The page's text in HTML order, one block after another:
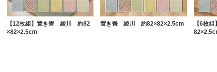
【12枚組】置き畳 綾川 約82
×82×2.5cm
置き畳 綾川 約82×82×2.5cm
【6枚